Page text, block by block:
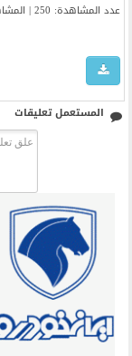
عدد المشاهدة: 250 | المشاهدة الأخیرة:
المستعمل تعليقات